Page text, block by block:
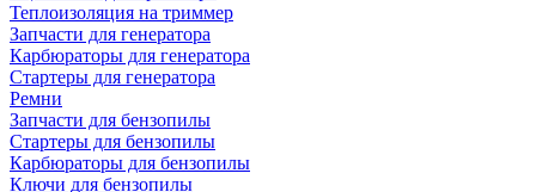
Теплоизоляция на триммер
Запчасти для генератора
Карбюраторы для генератора
Стартеры для генератора
Ремни
Запчасти для бензопилы
Стартеры для бензопилы
Карбюраторы для бензопилы
Ключи для бензопилы